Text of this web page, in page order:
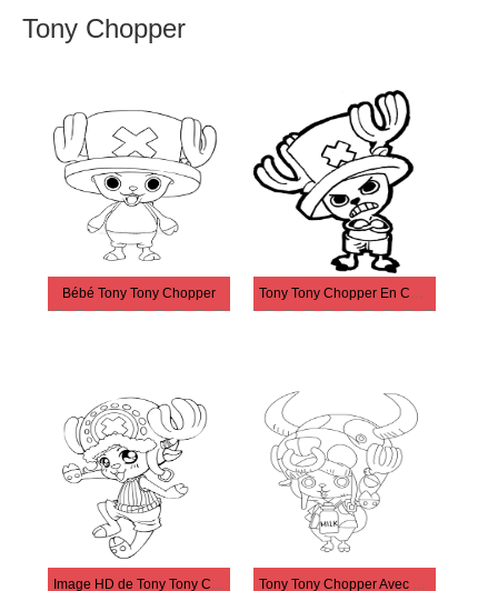
Tony Chopper
Bébé Tony Tony Chopper Tony Tony Chopper En Colère
Image HD de Tony Tony Chopper Tony Tony Chopper Avec 2 Cornes